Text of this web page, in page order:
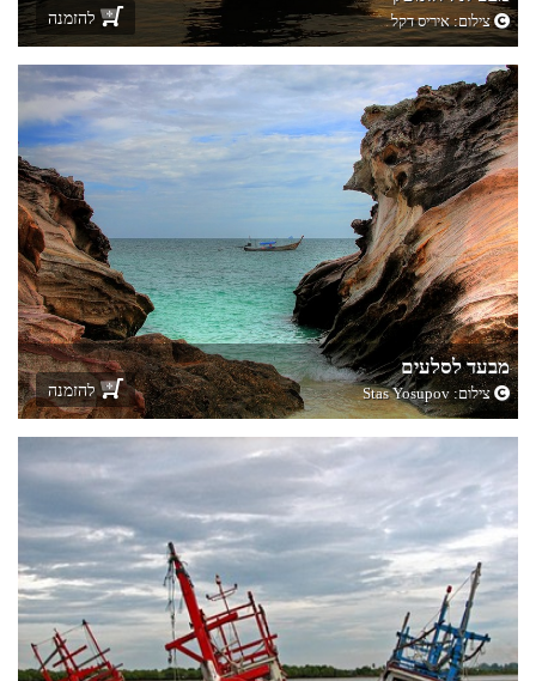
צילום: איריס דקל להזמנה
מבעד לסלעים
צילום:Stas Yosupov להזמנה